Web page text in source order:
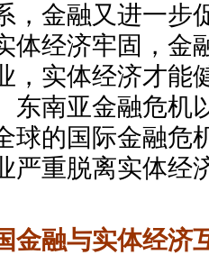
，金融又进一步
体经济牢固，金
，实体经济才能
东南亚金融危机
球的国际金融危
严重脱离实体经
金融与实体经济